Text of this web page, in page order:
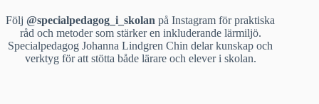
Följ @specialpedagog_i_skolan på Instagram för praktiska
råd och metoder som stärker en inkluderande lärmiljö.
Specialpedagog Johanna Lindgren Chin delar kunskap och
verktyg för att stötta både lärare och elever i skolan.